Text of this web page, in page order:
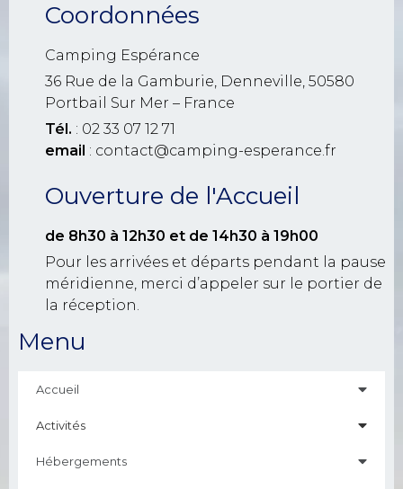
Coordonnées
Camping Espérance
36 Rue de la Gamburie, Denneville, 50580
Portbail Sur Mer – France
Tél. : 02 33 07 12 71
email : contact@camping-esperance.fr
Ouverture de l'Accueil
de 8h30 à 12h30 et de 14h30 à 19h00
Pour les arrivées et départs pendant la pause
méridienne, merci d’appeler sur le portier de
la réception.
Menu
Accueil
Activités
Hébergements